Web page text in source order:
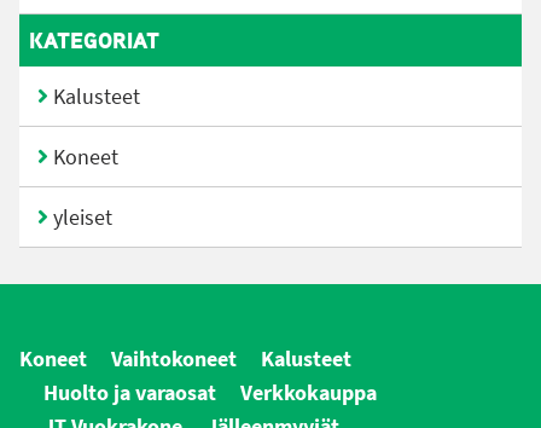
KATEGORIAT
Kalusteet
Koneet
yleiset
Koneet Vaihtokoneet
Kalusteet
Huolto ja varaosat
Verkkokauppa